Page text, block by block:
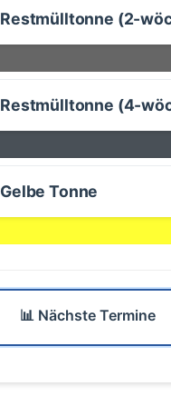
Restmülltonne (2-
Restmülltonne (4-
Gelbe Tonne
📊 Nächste Termine